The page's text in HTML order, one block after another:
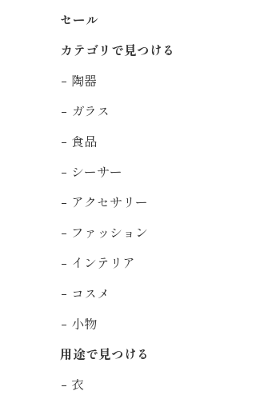
セール
カテゴリで見つける
陶器
ガラス
食品
シーサー
アクセサリー
ファッション
インテリア
コスメ
小物
用途で見つける
衣